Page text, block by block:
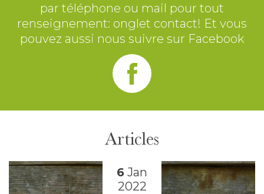
par téléphone ou mail pour tout
renseignement: onglet contact! Et vous
pouvez aussi nous suivre sur Facebook
Articles
6 Jan
2022